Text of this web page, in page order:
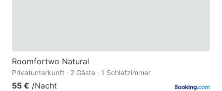
Roomfortwo Natural
Privatunterkunft · 2 Gäste · 1 Schlafzimmer
55 € /Nacht